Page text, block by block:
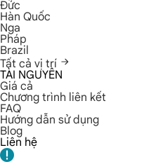
Đức
Hàn Quốc
Nga
Pháp
Brazil
Tất cả vị trí
TÀI NGUYÊN
Giá cả
Chương trình liên kết
FAQ
Hướng dẫn sử dụng
Blog
Liên hệ